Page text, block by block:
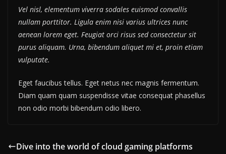
Vel nisl, elementum viverra sodales euismod convallis
nullam porttitor. Ligula enim nisi varius ultrices nunc
aenean lorem eget. Feugiat orci risus sed consectetur sit
purus aliquam. Urna, bibendum aliquet mi et, proin etiam
vulputate.
Eget faucibus tellus. Eget netus nec magnis fermentum.
Diam quam quam suspendisse vitae consequat phasellus
non odio morbi bibendum odio libero.
Dive into the world of cloud gaming platforms